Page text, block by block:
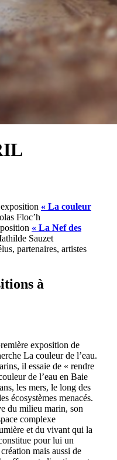
« La couleur
Floc’h
« La Nef des
Sauzet
partenaires, artistes
à
exposition de
La couleur de l’eau.
il essaie de « rendre
de l’eau en Baie
les mers, le long des
écosystèmes menacés.
du milieu marin, son
complexe
et du vivant qui la
pour lui un
mais aussi de